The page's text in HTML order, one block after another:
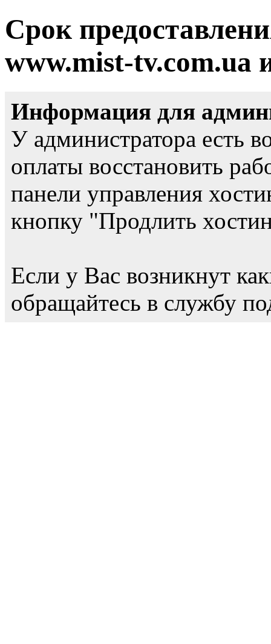
Срок
www.mist-tv.com.ua
Информация для
У администратора есть
оплаты восстановить
панели управления
кнопку "Продлить
Если у Вас возникнут
обращайтесь в службу